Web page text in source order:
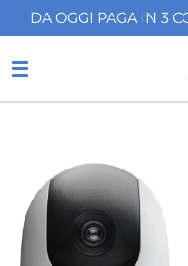
al
contenuto
DA OGGI PAGA IN 3